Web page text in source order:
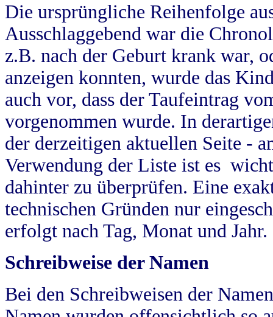
Die ursprüngliche Reihenfolge
Ausschlaggebend war die
z.B. nach der Geburt krank war,
anzeigen konnten, wurde das
auch vor, dass der Taufeintrag
vorgenommen wurde. In
der derzeitigen aktuellen Seite -
Verwendung der Liste ist es
dahinter zu überprüfen. Eine
technischen Gründen nur
erfolgt nach Tag, Monat und Jahr.
Schreibweise der Namen
Bei den Schreibweisen der